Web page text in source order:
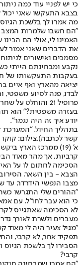
כי יש לפניי עוד כמה
בצבא התעקשו שאני יכול
מה אמרו לך בלשכת
"הם חשבו שלמרות המצב
האמינו לי, אולי הם
את הדברים שאני אמור
מסמכים ואישורים
נקבע ומבחינתם הייתי
בעקבות התעקשותו של
יציאה מהארץ ואף איים
לבדו, פנה לסיוע משפטי,
פרופיל 21
בעזרה משפטית?" הוא
יודע איך זה היה נגמר".
בתהליך החיול. "המערכת
קשר לכתבה),צילום: קוקו
א' (19) ממרכז הארץ
קרביות, אך מהר מאוד
הסכימה לחתום לו על
הצבא - בין השאר,
מצבו הנפשי הידרדר, עד
כי הוא עבר לחו"ל. עם
לא הסכימה שאתגייס
מעברים ולשרת לאורך
"מגיל צעיר היה לי מאוד
תפקיד אחר, לא קרבי,
הסבירו לך בלשכת
קרבי?